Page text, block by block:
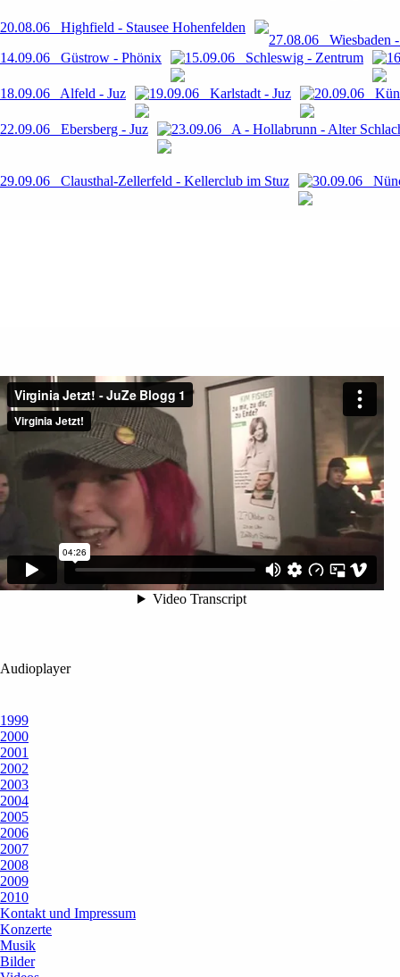
20.08.06 Highfield - Stausee Hohenfelden
27.08.06 Wiesbaden
14.09.06 Güstrow - Phönix
15.09.06 Schleswig - Zentrum
18.09.06 Alfeld - Juz 19.09.06 Karlstadt - Juz 20.09.06
22.09.06 Ebersberg - Juz 23.09.06 A - Hollabrunn - Alter
29.09.06 Clausthal-Zellerfeld - Kellerclub im Stuz 30.09.06
Audioplayer
1999
2000
2001
2002
2003
2004
2005
2006
2007
2008
2009
2010
Kontakt und Impressum
Konzerte
Musik
Bilder